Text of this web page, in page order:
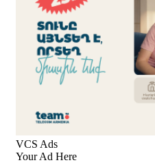
23-ամյա ուսանողի
հարավկորեական App
նույնիսկ Google
Ռուսաստանի
ուկրաինական 360